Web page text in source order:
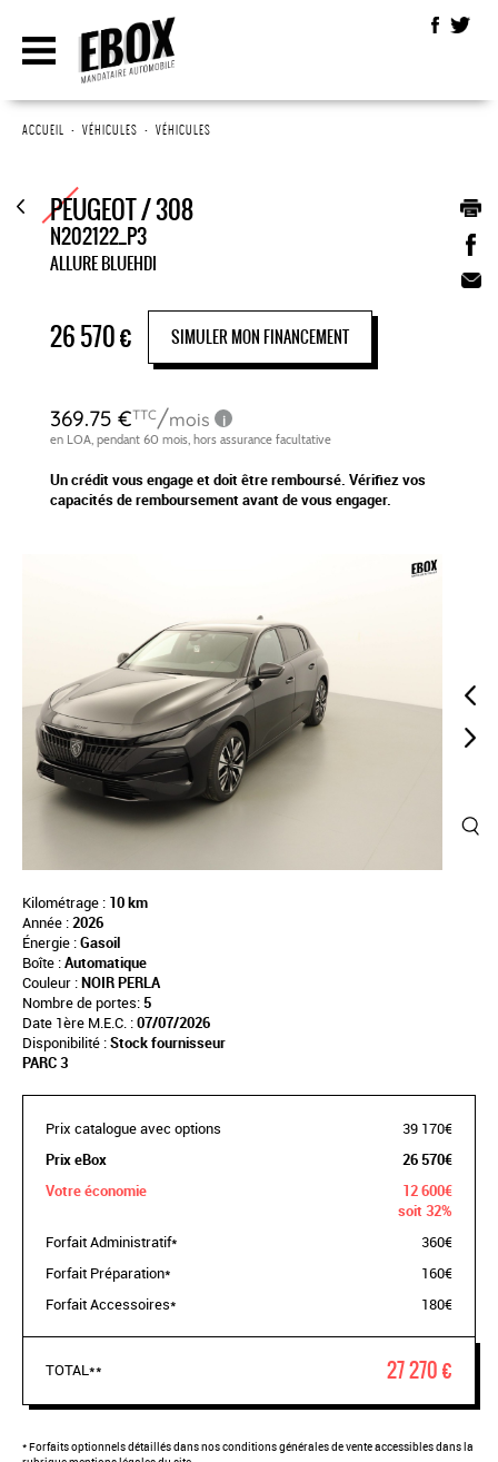
ACCUEIL • VÉHICULES • VÉHICULES
PEUGEOT / 308
N202122_P3
ALLURE BLUEHDI
26 570€ SIMULER MON FINANCEMENT
Un crédit vous engage et doit être remboursé. Vérifiez vos
capacités de remboursement avant de vous engager.
Kilométrage : 10 km
Année :2026
Énergie :Gasoil
Boîte :Automatique
Couleur :NOIR PERLA
Nombre de portes:5
Date 1ère M.E.C. :07/07/2026
Disponibilité :Stock fournisseur
PARC 3
Prix catalogue avec options
39 170€
Prix eBox
26 570€
Votre économie
12 600€
soit 32%
Forfait Administratif*
360€
Forfait Préparation*
160€
Forfait Accessoires*
180€
TOTAL** 27 270 €
* Forfaits optionnels détaillés dans nos conditions générales de vente accessibles dans la